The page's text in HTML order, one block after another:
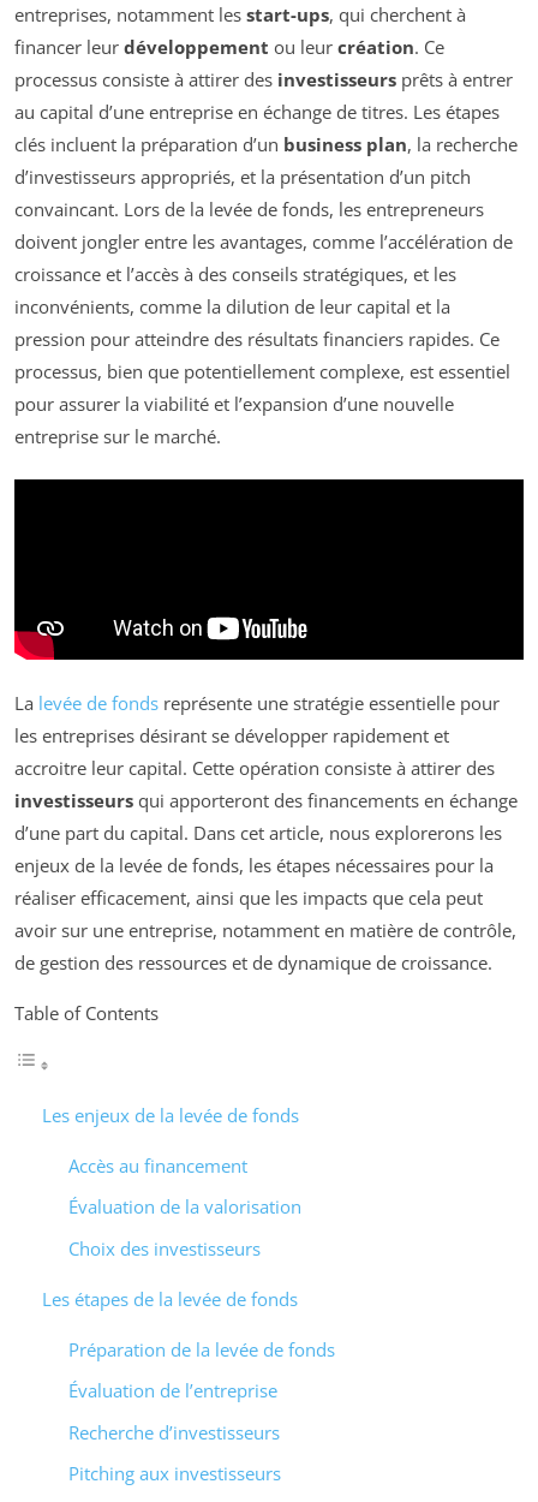
entreprises, notamment les start-ups, qui cherchent à
financer leur développement ou leur création. Ce
processus consiste à attirer des investisseurs prêts à entrer
au capital d’une entreprise en échange de titres. Les étapes
clés incluent la préparation d’un business plan, la recherche
d’investisseurs appropriés, et la présentation d’un pitch
convaincant. Lors de la levée de fonds, les entrepreneurs
doivent jongler entre les avantages, comme l’accélération de
croissance et l’accès à des conseils stratégiques, et les
inconvénients, comme la dilution de leur capital et la
pression pour atteindre des résultats financiers rapides. Ce
processus, bien que potentiellement complexe, est essentiel
pour assurer la viabilité et l’expansion d’une nouvelle
entreprise sur le marché.
La levée de fonds représente une stratégie essentielle pour
les entreprises désirant se développer rapidement et
accroitre leur capital. Cette opération consiste à attirer des
investisseurs qui apporteront des financements en échange
d’une part du capital. Dans cet article, nous explorerons les
enjeux de la levée de fonds, les étapes nécessaires pour la
réaliser efficacement, ainsi que les impacts que cela peut
avoir sur une entreprise, notamment en matière de contrôle,
de gestion des ressources et de dynamique de croissance.
Table of Contents
Les enjeux de la levée de fonds
Accès au financement
Évaluation de la valorisation
Choix des investisseurs
Les étapes de la levée de fonds
Préparation de la levée de fonds
Évaluation de l’entreprise
Recherche d’investisseurs
Pitching aux investisseurs